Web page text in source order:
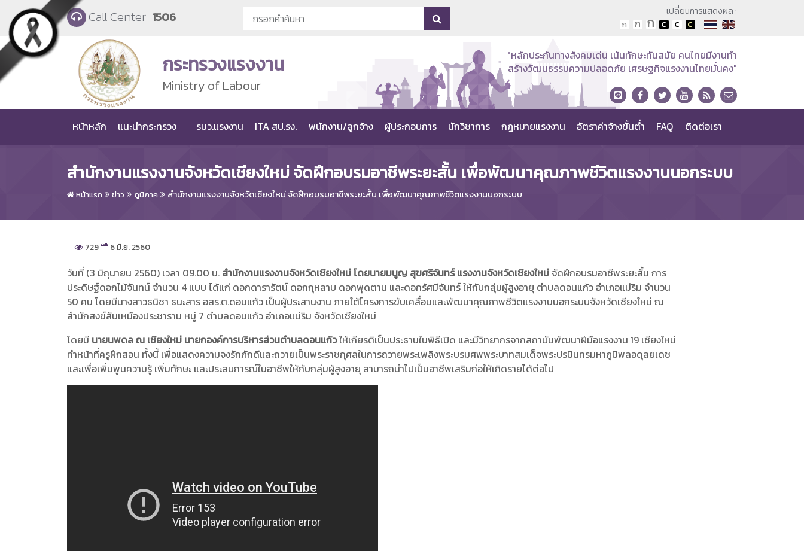
Skip to main content
Call Center 1506 เปลี่ยนการแสดงผล :
กระทรวงแรงงาน
Ministry of Labour
"หลักประกันทางสังคมเด่น เน้นทักษะทันสมัย คนไทยมีงานทำ
สร้างวัฒนธรรมความปลอดภัย เศรษฐกิจแรงงานไทยมั่นคง"
หน้าหลัก แนะนำกระทรวง รมว.แรงงาน ITA สป.รง. พนักงาน/ลูกจ้าง ผู้ประกอบการ นักวิชาการ กฎหมายแรงงาน อัตราค่าจ้างขั้นต่ำ FAQ ติดต่อเรา
สำนักงานแรงงานจังหวัดเชียงใหม่ จัดฝึกอบรมอาชีพระยะสั้น เพื่อพัฒนาคุณภาพชีวิตแรงงานนอกระบบ
หน้าแรก ข่าว ภูมิภาค สำนักงานแรงงานจังหวัดเชียงใหม่ จัดฝึกอบรมอาชีพระยะสั้น เพื่อพัฒนาคุณภาพชีวิตแรงงานนอกระบบ
729 6 มิ.ย. 2560
วันที่ (3 มิถุนายน 2560) เวลา 09.00 น. สำนักงานแรงงานจังหวัดเชียงใหม่ โดยนายมนูญ สุขศรีจันทร์ แรงงานจังหวัดเชียงใหม่จัดฝึกอบรมอาชีพระยะสั้น การ
ประดิษฐ์ดอกไม้จันทน์ จำนวน 4 แบบ ได้แก่ ดอกดารารัตน์ ดอกกุหลาบ ดอกพุดตาน และดอกรัศมีจันทร์ ให้กับกลุ่มผู้สูงอายุ ตำบลดอนแก้ว อำเภอแม่ริม จำนวน
50 คน โดยมีนางสาวธนิชา ธนะสาร อสร.ต.ดอนแก้ว เป็นผู้ประสานงาน ภายใต้โครงการขับเคลื่อนและพัฒนาคุณภาพชีวิตแรงงานนอกระบบจังหวัดเชียงใหม่ ณ
สำนักสงฆ์สันเหมืองประชาราม หมู่ 7 ตำบลดอนแก้ว อำเภอแม่ริม จังหวัดเชียงใหม่
โดยมี นายนพดล ณ เชียงใหม่ นายกองค์การบริหารส่วนตำบลดอนแก้วให้เกียรติเป็นประธานในพิธีเปิด และมีวิทยากรจากสถาบันพัฒนาฝีมือแรงงาน 19 เชียงใหม่
ทำหน้าที่ครูฝึกสอน ทั้งนี้ เพื่อแสดงความจงรักภักดีและถวายเป็นพระราชกุศลในการถวายพระเพลิงพระบรมศพพระบาทสมเด็จพระปรมินทรมหาภูมิพลอดุลยเดช
และเพื่อเพิ่มพูนความรู้ เพิ่มทักษะ และประสบการณ์ในอาชีพให้กับกลุ่มผู้สูงอายุ สามารถนำไปเป็นอาชีพเสริมก่อให้เกิดรายได้ต่อไป